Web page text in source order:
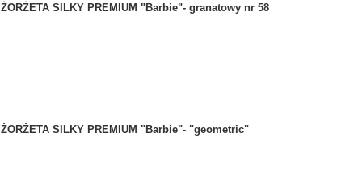
ŻORŻETA SILKY PREMIUM "Barbie"- granatowy nr 58
ŻORŻETA SILKY PREMIUM "Barbie"- "geometric"